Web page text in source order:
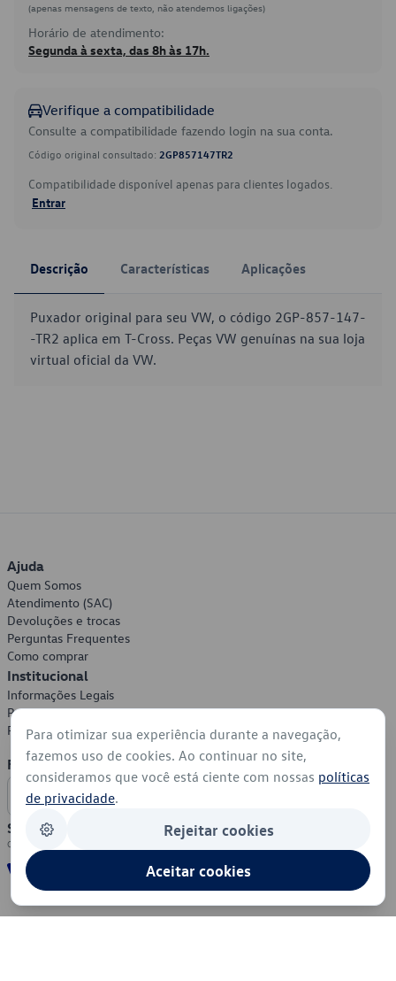
(apenas mensagens de texto, não atendemos ligações)
Horário de atendimento:
Segunda à sexta, das 8h às 17h.
Verifique a compatibilidade
Consulte a compatibilidade fazendo login na sua conta.
Código original consultado: 2GP857147TR2
Compatibilidade disponível apenas para clientes logados.
Entrar
Descrição Características Aplicações
Puxador original para seu VW, o código 2GP-857-147-
-TR2 aplica em T-Cross. Peças VW genuínas na sua loja
virtual oficial da VW.
Ajuda
Quem Somos
Atendimento (SAC)
Devoluções e trocas
Perguntas Frequentes
Como comprar
Institucional
Informações Legais
Política de Privacidade
Política de Cookies
Formas de Pagamento
Segurança
Para otimizar sua experiência durante a navegação,
fazemos uso de cookies. Ao continuar no site,
consideramos que você está ciente com nossas políticas
de privacidade.
Rejeitar cookies
Aceitar cookies